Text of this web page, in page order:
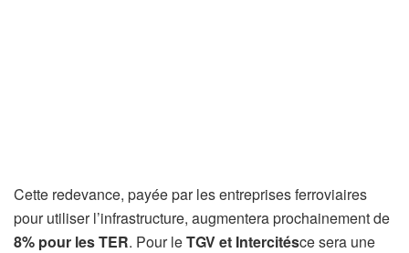
Cette redevance, payée par les entreprises ferroviaires
pour utiliser l’infrastructure, augmentera prochainement de
8% pour les TER. Pour leTGV et Intercitésce sera une